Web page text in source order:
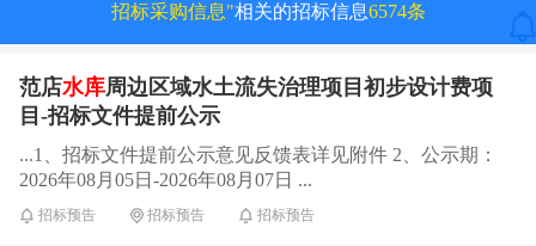
招标采购信息"相关的招标信息6574条
范店水库周边区域水土流失治理项目初步设计费项
目-招标文件提前公示
...1、招标文件提前公示意见反馈表详见附件 2、公示期：
2026年08月05日-2026年08月07日 ...
招标预告 招标预告 招标预告